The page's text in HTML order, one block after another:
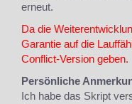
erneut.
Da die
Garantie auf die
Conflict-Version geben.
Persönliche
Ich habe das Skript